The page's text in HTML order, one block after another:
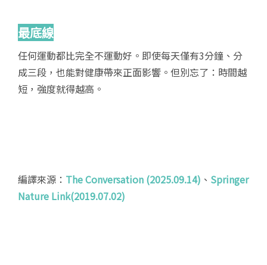
最底線
任何運動都比完全不運動好。即使每天僅有3分鐘、分
成三段，也能對健康帶來正面影響。但別忘了：時間越
短，強度就得越高。
編譯來源： The Conversation (2025.09.14) 、 Springer
Nature Link(2019.07.02)